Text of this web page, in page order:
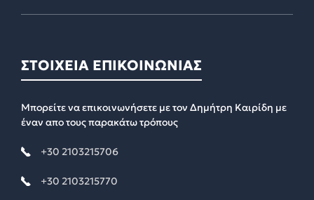
ΣΤΟΙΧΕΙΑ ΕΠΙΚΟΙΝΩΝΙΑΣ
Μπορείτε να επικοινωνήσετε με τον Δημήτρη Καιρίδη με
έναν απο τους παρακάτω τρόπους
+30 2103215706
+30 2103215770